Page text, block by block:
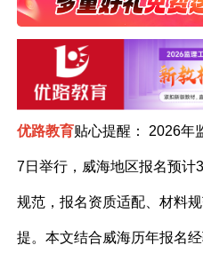
优路教育贴心提醒： 2026年
7日举行，威海地区报名预计
规范，报名资质适配、材料
提。本文结合威海历年报名